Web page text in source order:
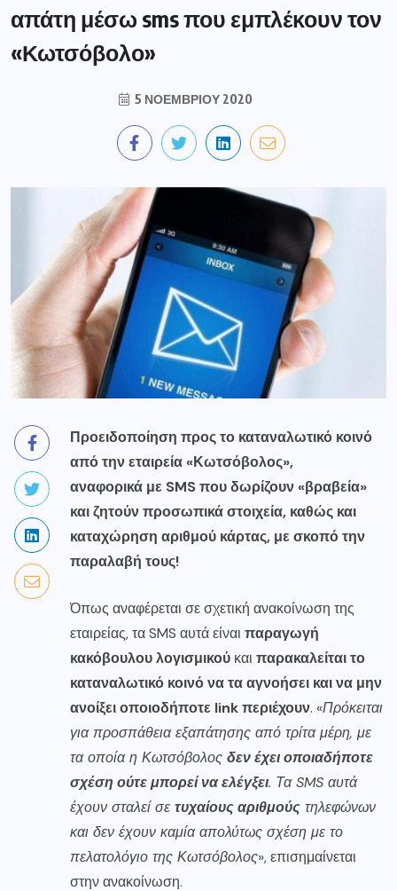
απάτη μέσω sms που εμπλέκουν τον
«Κωτσόβολο»
5 ΝΟΕΜΒΡΊΟΥ 2020
Προειδοποίηση προς το καταναλωτικό κοινό
από την εταιρεία «Κωτσόβολος»,
αναφορικά με SMS που δωρίζουν «βραβεία»
και ζητούν προσωπικά στοιχεία, καθώς και
καταχώρηση αριθμού κάρτας, με σκοπό την
παραλαβή τους!
Όπως αναφέρεται σε σχετική ανακοίνωση της
εταιρείας, τα SMS αυτά είναι παραγωγή
κακόβουλου λογισμικού και παρακαλείται το
καταναλωτικό κοινό να τα αγνοήσει και να μην
ανοίξει οποιοδήποτε link περιέχουν. «Πρόκειται
για προσπάθεια εξαπάτησης από τρίτα μέρη, με
τα οποία η Κωτσόβολος δεν έχει οποιαδήποτε
σχέση ούτε μπορεί να ελέγξει. Τα SMS αυτά
έχουν σταλεί σε τυχαίους αριθμούς τηλεφώνων
και δεν έχουν καμία απολύτως σχέση με το
πελατολόγιο της Κωτσόβολος», επισημαίνεται
στην ανακοίνωση.